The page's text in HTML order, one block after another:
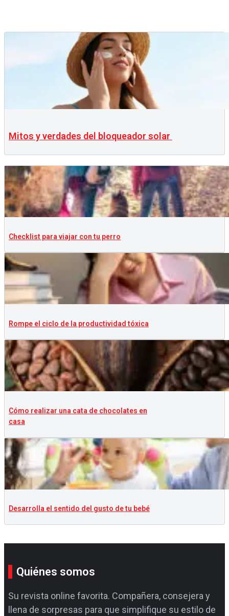
Mitos y verdades del bloqueador solar
Checklist para viajar con tu perro
Rompe el ciclo de la productividad tóxica
Cómo realizar una cata de chocolates en
casa
Desarrolla el sentido del gusto de tu bebé
Quiénes somos
Su revista online favorita. Compañera, consejera y
llena de sorpresas para que simplifique su estilo de